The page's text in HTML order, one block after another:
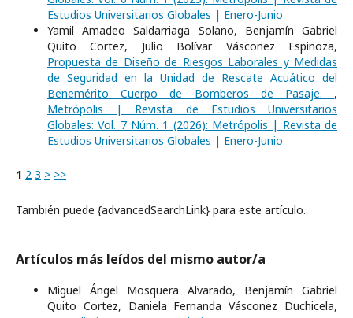
Estudios Universitarios Globales | Enero-Junio
Yamil Amadeo Saldarriaga Solano, Benjamín Gabriel
Quito Cortez, Julio Bolívar Vásconez Espinoza,
Propuesta de Diseño de Riesgos Laborales y Medidas
de Seguridad en la Unidad de Rescate Acuático del
Benemérito Cuerpo de Bomberos de Pasaje. ,
Metrópolis | Revista de Estudios Universitarios
Globales: Vol. 7 Núm. 1 (2026): Metrópolis | Revista de
Estudios Universitarios Globales | Enero-Junio
1 2 3 > >>
También puede {advancedSearchLink} para este artículo.
Artículos más leídos del mismo autor/a
Miguel Ángel Mosquera Alvarado, Benjamín Gabriel
Quito Cortez, Daniela Fernanda Vásconez Duchicela,